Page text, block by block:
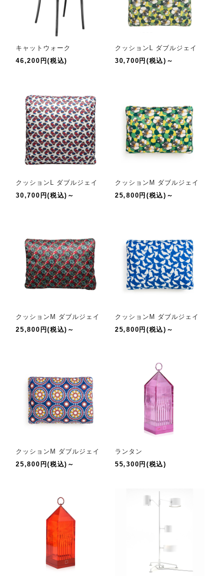
キャットウォーク
46,200円(税込)
クッションL ダブルジェイ
30,700円(税込)～
クッションL ダブルジェイ
30,700円(税込)～
クッションM ダブルジェイ
25,800円(税込)～
クッションM ダブルジェイ
25,800円(税込)～
クッションM ダブルジェイ
25,800円(税込)～
クッションM ダブルジェイ
25,800円(税込)～
ランタン
55,300円(税込)